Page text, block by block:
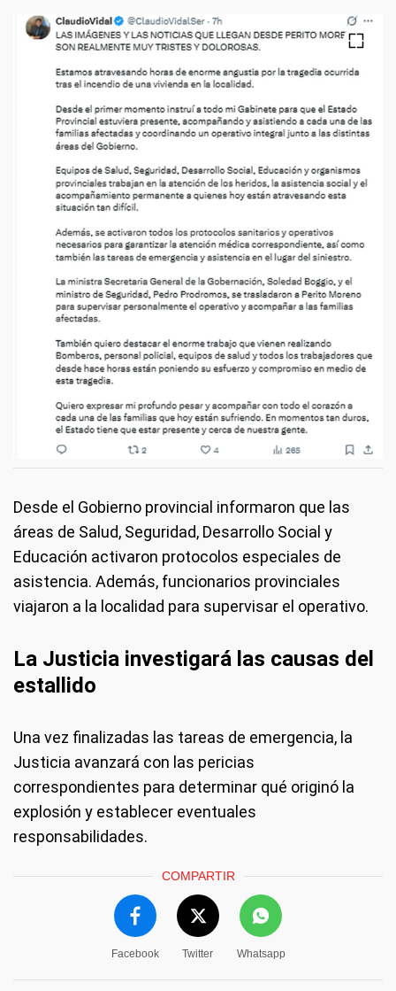
Desde el Gobierno provincial informaron que las
áreas de Salud, Seguridad, Desarrollo Social y
Educación activaron protocolos especiales de
asistencia. Además, funcionarios provinciales
viajaron a la localidad para supervisar el operativo.
La Justicia investigará las causas del
estallido
Una vez finalizadas las tareas de emergencia, la
Justicia avanzará con las pericias
correspondientes para determinar qué originó la
explosión y establecer eventuales
responsabilidades.
COMPARTIR
Facebook Twitter Whatsapp